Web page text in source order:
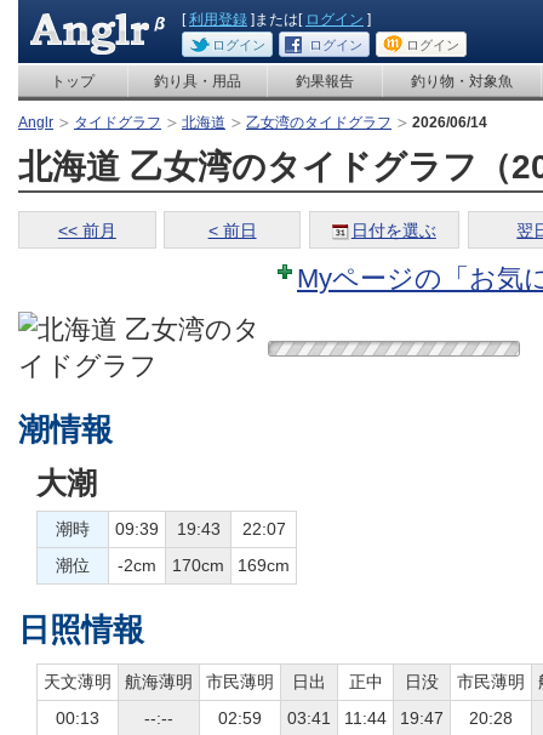
[利用登録 ]または[ ログイン ]
ログイン ログイン ログイン
トップ 釣り具・用品 釣果報告 釣り物・対象魚
Anglr タイドグラフ 北海道 乙女湾のタイドグラフ 2026/06/14
北海道 乙女湾のタイドグラフ（
<< 前月 < 前日 日付を選ぶ 翌
Myページの「お気
潮情報
大潮
潮時 09:39 19:43
22:07
潮位
-2cm 170cm 169cm
日照情報
天文薄明 航海薄明 市民薄明 日出 正中 日没 市民薄明
00:13
--:-- 02:59 03:41 11:44 19:47 20:28